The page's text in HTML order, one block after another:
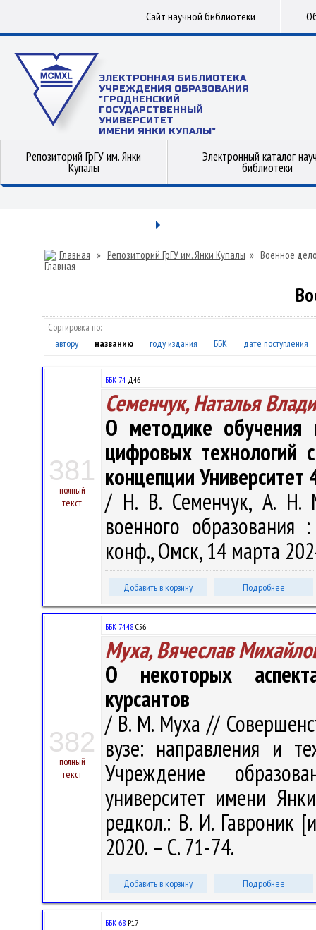
Сайт научной библиотеки
ЭЛЕКТРОННАЯ БИБЛИОТЕКА
УЧРЕЖДЕНИЯ ОБРАЗОВАНИЯ
"ГРОДНЕНСКИЙ
ГОСУДАРСТВЕННЫЙ
УНИВЕРСИТЕТ
ИМЕНИ ЯНКИ КУПАЛЫ"
Репозиторий ГрГУ им. Янки
Купалы
Электронный каталог
библиотеки
Главная » Репозиторий ГрГУ им. Янки Купалы » Военное
Сортировка по:
автору
названию году издания ББК дате поступления
381
полный
текст
ББК 74.Д46
Семенчук, Наталья
О методике обучения
цифровых технологий
концепции Университет
/ Н. В. Семенчук, А. Н.
военного
конф., Омск, 14 марта
Добавить в корзину Подробнее
382
полный
текст
ББК 74.48 С56
Муха, Вячеслав
О некоторых
курсантов
/ В. М. Муха //
вузе: направления и
Учреждение
университет имени
редкол.: В. И. Гавроник
2020. – С. 71-74.
Добавить в корзину Подробнее
ББК 68.Р17